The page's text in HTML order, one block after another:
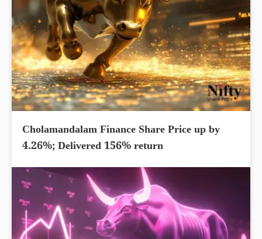
Cholamandalam Finance Share Price up by
4.26%; Delivered 156% return